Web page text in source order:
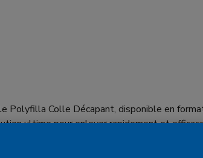
Polyfilla Colle Décapant, disponible en
ultime pour enlever rapidement et